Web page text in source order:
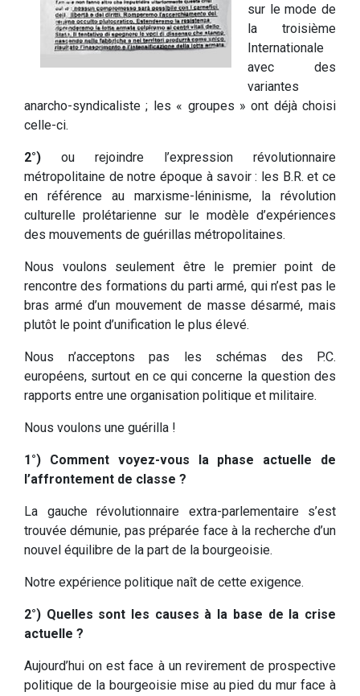
sur le mode de
la troisième
Internationale
avec des
variantes
anarcho-syndicaliste ; les « groupes » ont déjà choisi
celle-ci.
2°) ou rejoindre l’expression révolutionnaire
métropolitaine de notre époque à savoir : les B.R. et ce
en référence au marxisme-léninisme, la révolution
culturelle prolétarienne sur le modèle d’expériences
des mouvements de guérillas métropolitaines.
Nous voulons seulement être le premier point de
rencontre des formations du parti armé, qui n’est pas le
bras armé d’un mouvement de masse désarmé, mais
plutôt le point d’unification le plus élevé.
Nous n’acceptons pas les schémas des P.C.
européens, surtout en ce qui concerne la question des
rapports entre une organisation politique et militaire.
Nous voulons une guérilla !
1°) Comment voyez-vous la phase actuelle de
l’affrontement de classe ?
La gauche révolutionnaire extra-parlementaire s’est
trouvée démunie, pas préparée face à la recherche d’un
nouvel équilibre de la part de la bourgeoisie.
Notre expérience politique naît de cette exigence.
2°) Quelles sont les causes à la base de la crise
actuelle ?
Aujourd’hui on est face à un revirement de prospective
politique de la bourgeoisie mise au pied du mur face à